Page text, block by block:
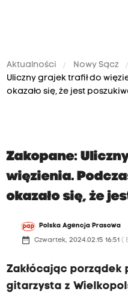
Aktualności Nowy Sącz
Uliczny grajek trafił do
okazało się, że jest
Zakopane:
więzienia.
okazało się, że
Polska Agencja Prasowa
date_range Czwartek, 2024.02.15 16:51 (
Zakłócając porządek
gitarzysta z